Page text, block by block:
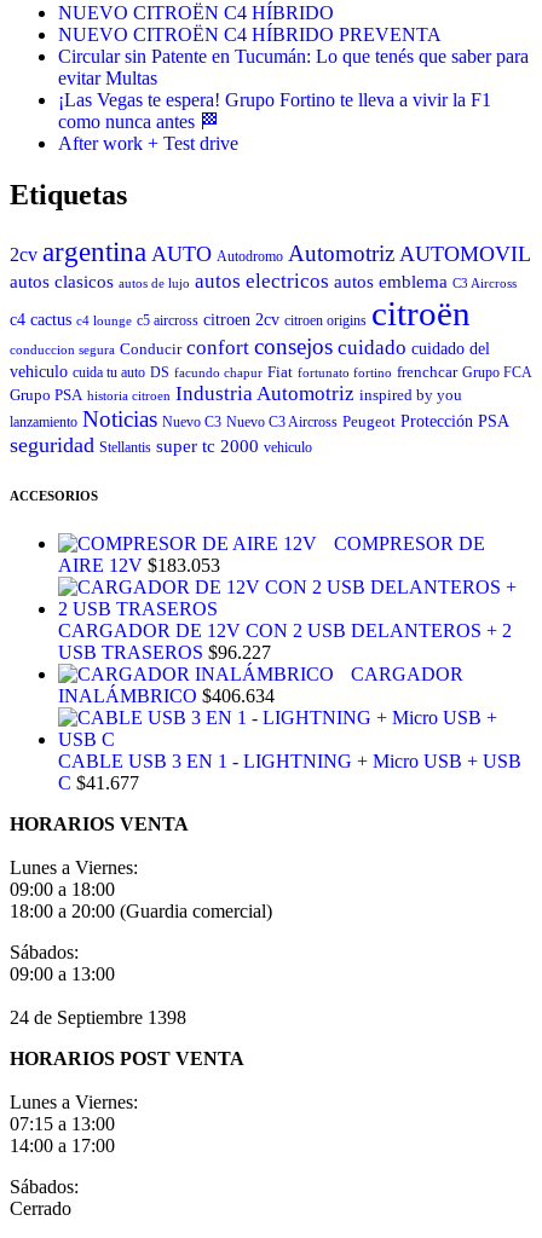
NUEVO CITROËN C4 HÍBRIDO
NUEVO CITROËN C4 HÍBRIDO PREVENTA
Circular sin Patente en Tucumán: Lo que tenés que saber para
evitar Multas
¡Las Vegas te espera! Grupo Fortino te lleva a vivir la F1
como nunca antes 🏁
After work + Test drive
Etiquetas
2cv argentina AUTO Autodromo Automotriz AUTOMOVIL
autos clasicos autos de lujo autos electricos autos emblema C3 Aircross
c4 cactus c4 lounge c5 aircross citroen 2cv citroen origins citroën
conduccion segura Conducir confort consejos cuidado cuidado del
vehiculo cuida tu auto DS facundo chapur Fiat fortunato fortino frenchcar Grupo FCA
Grupo PSA historia citroen Industria Automotriz inspired by you
lanzamiento Noticias Nuevo C3 Nuevo C3 Aircross Peugeot Protección PSA
seguridad Stellantis super tc 2000 vehiculo
ACCESORIOS
COMPRESOR DE
AIRE 12V $183.053
CARGADOR DE 12V CON 2 USB DELANTEROS + 2
USB TRASEROS $96.227
CARGADOR
INALÁMBRICO $406.634
CABLE USB 3 EN 1 - LIGHTNING + Micro USB + USB
C $41.677
HORARIOS VENTA
Lunes a Viernes:
09:00 a 18:00
18:00 a 20:00 (Guardia comercial)
Sábados:
09:00 a 13:00
24 de Septiembre 1398
HORARIOS POST VENTA
Lunes a Viernes:
07:15 a 13:00
14:00 a 17:00
Sábados:
Cerrado